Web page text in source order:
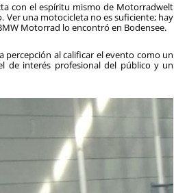
con el espíritu mismo de Motorradwelt
Ver una motocicleta no es suficiente; hay
Motorrad lo encontró en Bodensee.
percepción al calificar el evento como un
de interés profesional del público y un